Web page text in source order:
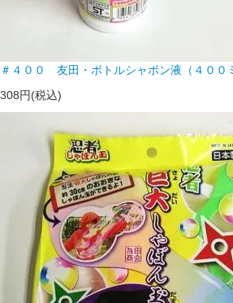
＃４００ 友田・ボトルシャボン液（４００
308円(税込)